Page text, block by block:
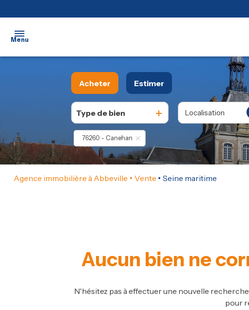
Menu
Biens
vendus
Pourquoi
Acheter
De l'ancien
Estimer
Type de bien Localisation
76260 - Canehan
Agence immobilière à Abbeville Vente Seine maritime
Aucun bien ne
N'hésitez pas à effectuer une nouvelle
pour